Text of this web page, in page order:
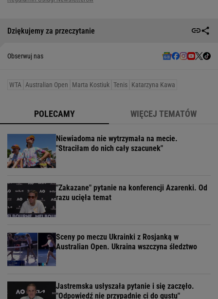
Dziękujemy za przeczytanie
Obserwuj nas
WTA Australian Open Marta Kostiuk Tenis Katarzyna Kawa
POLECAMY WIĘCEJ TEMATÓW
Niewiadoma nie wytrzymała na mecie.
"Straciłam do nich cały szacunek"
"Zakazane" pytanie na konferencji Azarenki. Od
razu ucięła temat
Sceny po meczu Ukrainki z Rosjanką w
Australian Open. Ukraina wszczyna śledztwo
Jastremska usłyszała pytanie i się zaczęło.
"Odpowiedź nie przypadnie ci do gustu"